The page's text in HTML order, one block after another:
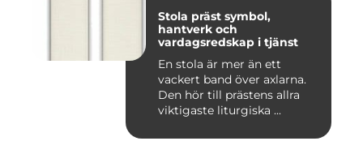
Stola präst symbol,
hantverk och
vardagsredskap i tjänst
En stola är mer än ett
vackert band över axlarna.
Den hör till prästens allra
viktigaste liturgiska ...